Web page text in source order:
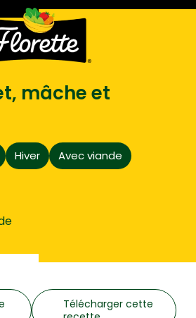
de miniature définie
mâche et
Hiver
Avec viande
Télécharger cette